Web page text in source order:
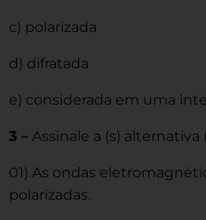
c) polarizada
d) difratada
e) considerada em uma
3 – Assinale a (s) alternativa
01) As ondas
polarizadas.